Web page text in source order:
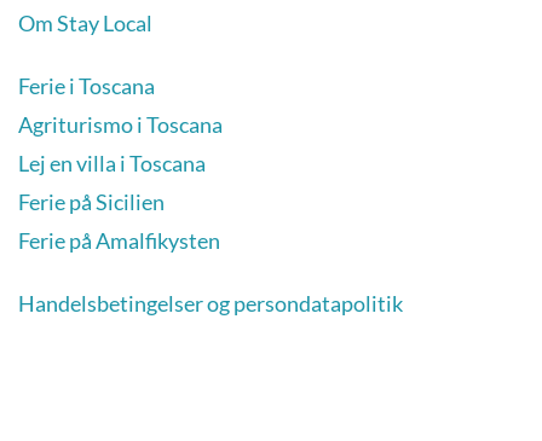
Om Stay Local
Ferie i Toscana
Agriturismo i Toscana
Lej en villa i Toscana
Ferie på Sicilien
Ferie på Amalfikysten
Handelsbetingelser og persondatapolitik